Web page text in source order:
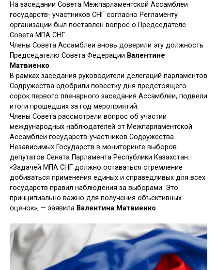
На заседании Совета Межпарламентской Ассамблеи
государств- участников СНГ согласно Регламенту
организации был поставлен вопрос о Председателе
Совета МПА СНГ.
Члены Совета Ассамблеи вновь доверили эту должность
Председателю Совета Федерации Валентине
Матвиенко.
В рамках заседания руководители делегаций парламентов
Содружества одобрили повестку дня предстоящего
сорок первого пленарного заседания Ассамблеи, подвели
итоги прошедших за год мероприятий.
Члены Совета рассмотрели вопрос об участии
международных наблюдателей от Межпарламентской
Ассамблеи государств-участников Содружества
Независимых Государств в мониторинге выборов
депутатов Сената Парламента Республики Казахстан.
«Задачей МПА СНГ должно оставаться стремление
добиваться применения единых и справедливых для всех
государств правил наблюдения за выборами. Это
принципиально важно для получения объективных
оценок», — заявила Валентина Матвиенко.